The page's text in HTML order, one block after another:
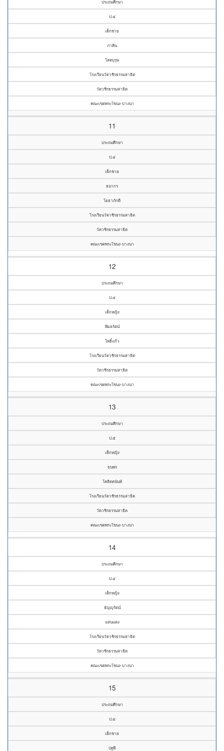
ประถมศึกษา
ป.๔
เด็กชาย
ภาคิน
โสตบุรุษ
โรงเรียนวัดวชิรธรรมสาธิต
วัดวชิรธรรมสาธิต
คณะเขตพระโขนง-บางนา
11
ประถมศึกษา
ป.๔
เด็กชาย
ธนากร
โยธาภักดี
โรงเรียนวัดวชิรธรรมสาธิต
วัดวชิรธรรมสาธิต
คณะเขตพระโขนง-บางนา
12
ประถมศึกษา
ป.๔
เด็กหญิง
พิมลรัตน์
โพธิ์แก้ว
โรงเรียนวัดวชิรธรรมสาธิต
วัดวชิรธรรมสาธิต
คณะเขตพระโขนง-บางนา
13
ประถมศึกษา
ป.๕
เด็กหญิง
ธนพร
โคสิตตนันท์
โรงเรียนวัดวชิรธรรมสาธิต
วัดวชิรธรรมสาธิต
คณะเขตพระโขนง-บางนา
14
ประถมศึกษา
ป.๔
เด็กหญิง
ธัญญรัตน์
แสนแดง
โรงเรียนวัดวชิรธรรมสาธิต
วัดวชิรธรรมสาธิต
คณะเขตพระโขนง-บางนา
15
ประถมศึกษา
ป.๔
เด็กชาย
ปฐพี